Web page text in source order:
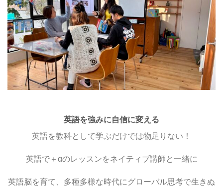
英語を強みに自信に変える
​英語を教科として学ぶだけでは物足りない！
英語で＋αのレッスンをネイティブ講師と一緒に
​英語脳を育て、多種多様な時代にグローバル思考で生きぬ